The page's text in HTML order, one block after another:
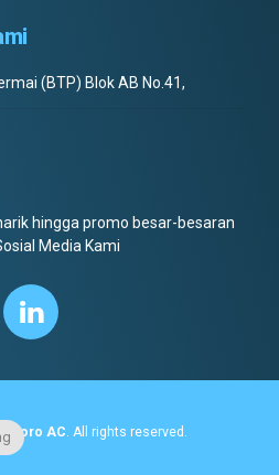
(BTP) Blok AB No.41,
hingga promo besar-besaran
Media Kami
AC. All rights reserved.